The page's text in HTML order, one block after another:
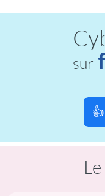
sur